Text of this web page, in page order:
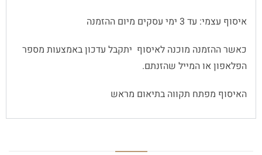
איסוף עצמי: עד 3 ימי עסקים מיום ההזמנה
כאשר ההזמנה מוכנה לאיסוף יתקבל עדכון באמצעות מספר
הפלאפון או המייל שהזנתם.
האיסוף מפתח תקווה בתיאום מראש